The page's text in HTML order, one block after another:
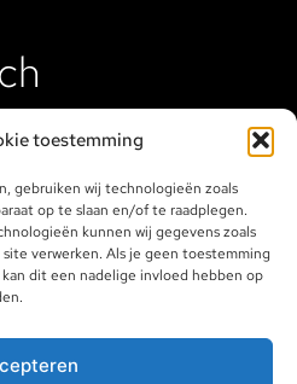
toestemming
gebruiken wij technologieën zoals
op te slaan en/of te raadplegen.
kunnen wij gegevens zoals
verwerken. Als je geen toestemming
dit een nadelige invloed hebben op